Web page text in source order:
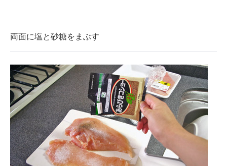
両面に塩と砂糖をまぶす